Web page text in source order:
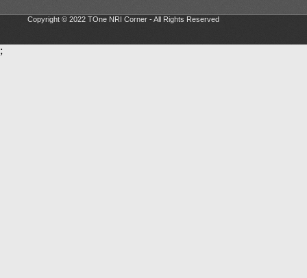
Copyright © 2022 TOne NRI Corner - All Rights Reserved
;